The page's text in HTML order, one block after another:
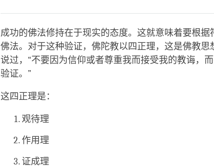
on
facebook
成功的佛法修持在于现实的态度。这就意味着要根
佛法。对于这种验证，佛陀教以四正理，这是佛教
说过，“不要因为信仰或者尊重我而接受我的教诲，
验证。”
这四正理是：
观待理
作用理
证成理